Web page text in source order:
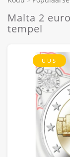
Malta 2
tempel
UUS